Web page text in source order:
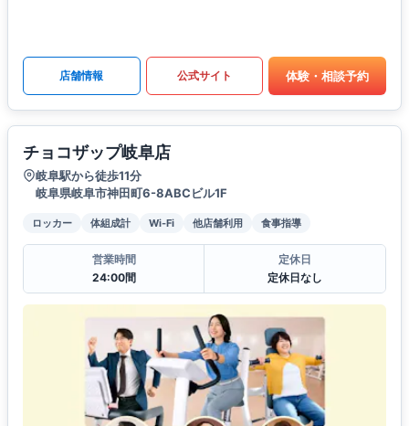
店舗情報 公式サイト 体験・相談予約
チョコザップ岐阜店
岐阜駅から徒歩11分
岐阜県岐阜市神田町6-8ABCビル1F
ロッカー 体組成計 Wi-Fi 他店舗利用 食事指導
営業時間
24:00間
定休日
定休日なし